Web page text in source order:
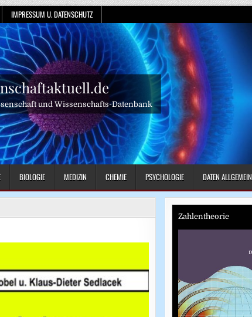
IMPRESSUM U. DATENSCHUTZ
und Wissenschafts-Datenbank
BIOLOGIE MEDIZIN CHEMIE PSYCHOLOGIE DATEN ALLGEMEIN
Zahlentheorie